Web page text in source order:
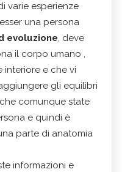
varie esperienze
una persona
evoluzione, deve
il corpo umano ,
interiore e che vi
gli equilibri
comunque state
e quindi è
parte di anatomia
informazioni e